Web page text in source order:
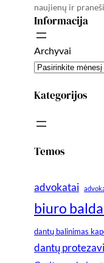
naujienų ir
Informacija
Archyvai
Kategorijos
Temos
advokatai
biuro
dantų balinimas
dantų